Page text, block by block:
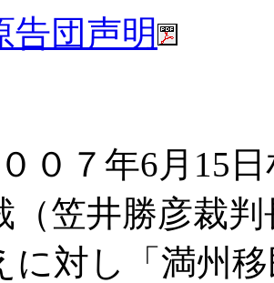
告団声明
００７年6月15
（笠井勝彦裁
に対し「満州